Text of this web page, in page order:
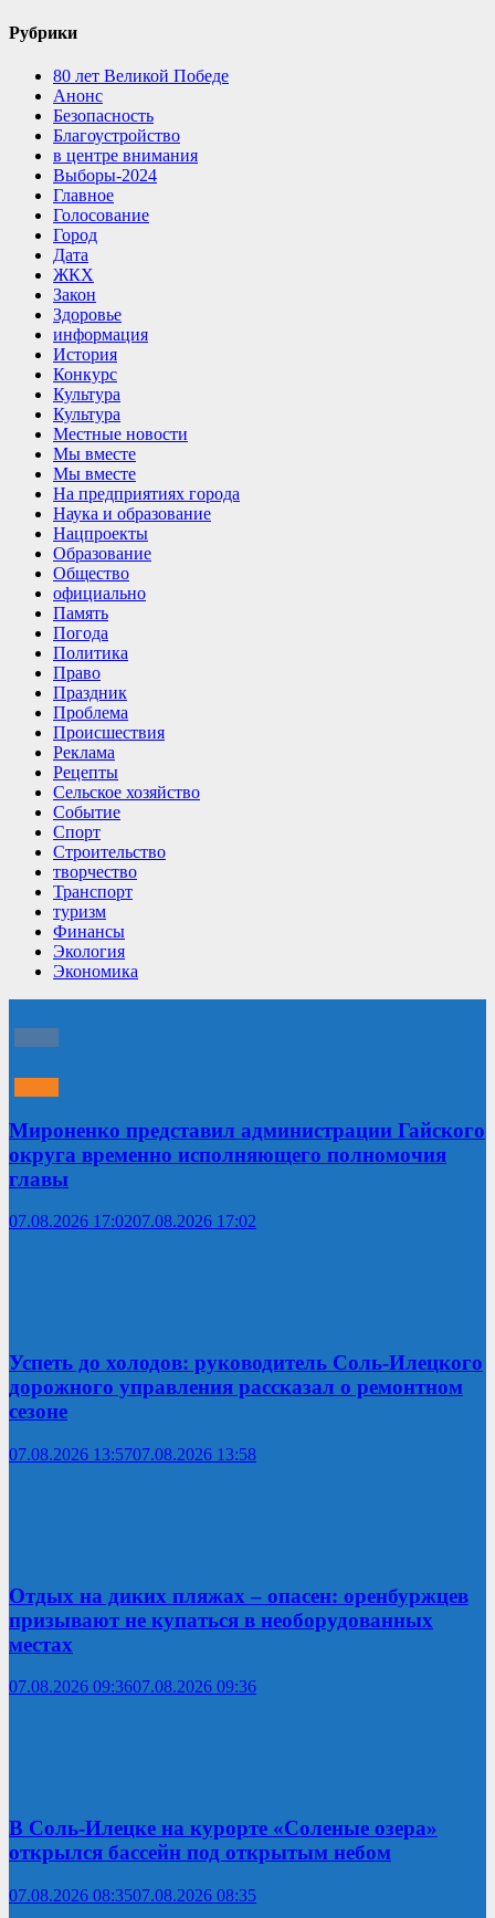
Рубрики
80 лет Великой Победе
Анонс
Безопасность
Благоустройство
в центре внимания
Выборы-2024
Главное
Голосование
Город
Дата
ЖКХ
Закон
Здоровье
информация
История
Конкурс
Культура
Культура
Местные новости
Мы вместе
Мы вместе
На предприятиях города
Наука и образование
Нацпроекты
Образование
Общество
официально
Память
Погода
Политика
Право
Праздник
Проблема
Происшествия
Реклама
Рецепты
Сельское хозяйство
Событие
Спорт
Строительство
творчество
Транспорт
туризм
Финансы
Экология
Экономика
Мироненко представил администрации Гайского
округа временно исполняющего полномочия
главы
07.08.2026 17:0207.08.2026 17:02
Успеть до холодов: руководитель Соль-Илецкого
дорожного управления рассказал о ремонтном
сезоне
07.08.2026 13:5707.08.2026 13:58
Отдых на диких пляжах – опасен: оренбуржцев
призывают не купаться в необорудованных
местах
07.08.2026 09:3607.08.2026 09:36
В Соль-Илецке на курорте «Соленые озера»
открылся бассейн под открытым небом
07.08.2026 08:3507.08.2026 08:35